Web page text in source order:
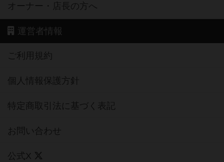
オーナー・店長の方へ
運営者情報
ご利用規約
個人情報保護方針
特定商取引法に基づく表記
お問い合わせ
公式X